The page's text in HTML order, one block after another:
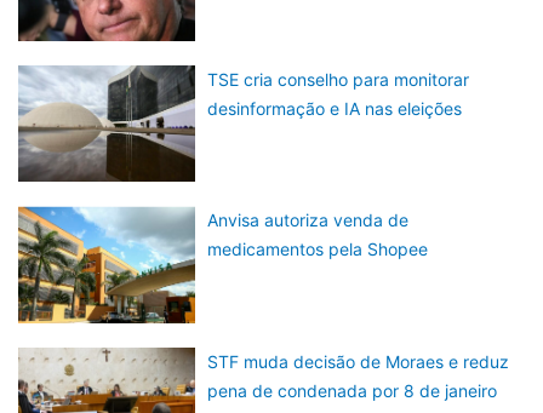
TSE cria conselho para monitorar
desinformação e IA nas eleições
Anvisa autoriza venda de
medicamentos pela Shopee
STF muda decisão de Moraes e reduz
pena de condenada por 8 de janeiro